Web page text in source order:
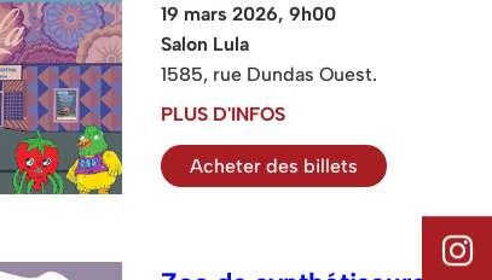
19 mars 2026, 9h00
Salon Lula
1585, rue Dundas Ouest.
PLUS D'INFOS
Acheter des billets